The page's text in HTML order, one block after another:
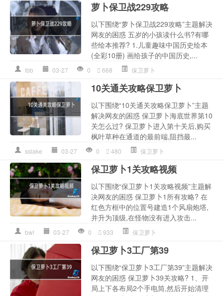
萝卜保卫战229攻略
以下围绕“萝卜保卫战229攻略”主题解决
网友的困惑 五岁的小孩读什么书?有哪
些绘本推荐? 1.儿童趣味中国历史绘本
(全彩10册) 画给孩子的中国历史,...
lbb 03-27 0 668 保卫萝卜
10关通关攻略保卫萝卜
以下围绕“10关通关攻略保卫萝卜”主题
解决网友的困惑 保卫萝卜海底世界第10
关怎么过? 保卫萝卜进入第十关后,购买
枫叶草种在通道的最前端,阻挡最...
sslake 03-27 0 480 保卫萝卜
保卫萝卜1关攻略视频
以下围绕“保卫萝卜1关攻略视频”主题解
决网友的困惑 保卫萝卜1所有攻略? 在
红色方框中的位置号建造1个风扇炮塔,
并升为顶级,在怪物没有进入攻击...
bwl 03-27 0 933 保卫萝卜
保卫萝卜3工厂第39
以下围绕“保卫萝卜3工厂第39”主题解决
网友的困惑 保卫萝卜39关攻略? 1、开
局上下各布局2个手电筒,然后开始清理